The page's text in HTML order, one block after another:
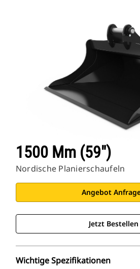
1500 Mm (59″)
Nordische Planierschaufeln
Angebot
Jetzt Bestellen
Wichtige Spezifikationen